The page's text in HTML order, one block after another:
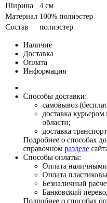
Ширина
4 см
Материал 100% полиэстер
Состав
полиэстер
Наличие
Доставка
Оплата
Информация
Способы доставки:
самовывоз
доставка
области;
доставка
Подробнее о способах
справочном разделе
Способы оплаты:
Оплата
Оплата
Безналичный
Банковский
Подробнее о способах